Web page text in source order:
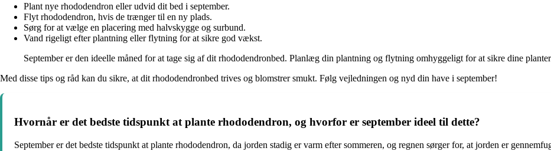
Plant nye rhododendron eller udvid dit bed i september.
Flyt rhododendron, hvis de trænger til en ny plads.
Sørg for at vælge en placering med halvskygge og surbund.
Vand rigeligt efter plantning eller flytning for at sikre god vækst.
September er den ideelle måned for at tage sig af dit rhododendronbed. Planlæg din plantning og flytning omhyggeligt for at sikre dine
Med disse tips og råd kan du sikre, at dit rhododendronbed trives og blomstrer smukt. Følg vejledningen og nyd din have i september!
Hvornår er det bedste tidspunkt at plante rhododendron, og hvorfor er september ideel til dette?
September er det bedste tidspunkt at plante rhododendron, da jorden stadig er varm efter sommeren, og regnen sørger for, at jorden er